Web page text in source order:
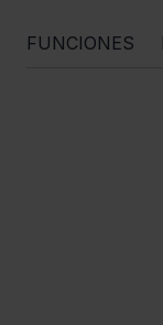
FUNCIONES